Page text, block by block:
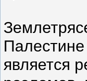
является